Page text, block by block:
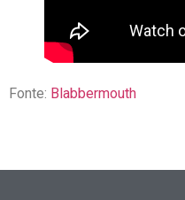
Fonte: Blabbermouth